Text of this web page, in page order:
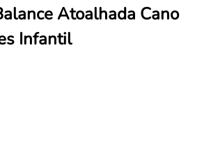
Atoalhada Cano
Infantil